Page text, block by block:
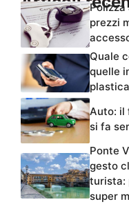
prezzi
Quale
quelle
Auto: il
si fa
Ponte
gesto
turista:
super